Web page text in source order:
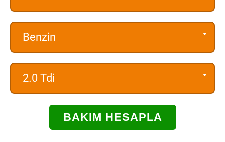
Benzin
2.0 Tdi
BAKIM HESAPLA